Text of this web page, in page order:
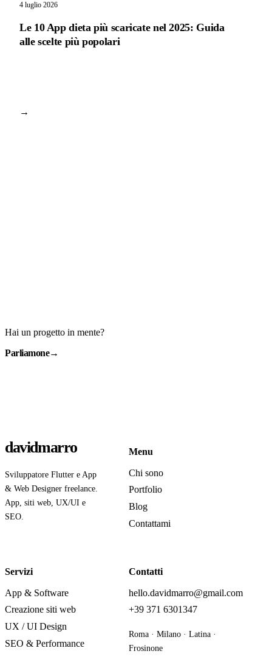
4 luglio 2026
Le 10 App dieta più scaricate nel 2025: Guida
alle scelte più popolari
→
Hai un progetto in mente?
Parliamone→
davidmarro
Sviluppatore Flutter e App
& Web Designer freelance.
App, siti web, UX/UI e
SEO.
Menu
Chi sono
Portfolio
Blog
Contattami
Servizi
App & Software
Creazione siti web
UX / UI Design
SEO & Performance
Contatti
hello.davidmarro@gmail.com
+39 371 6301347
Roma · Milano · Latina ·
Frosinone